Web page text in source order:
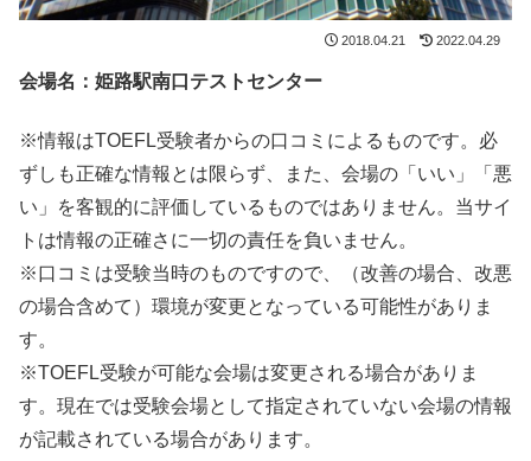
2018.04.21 2022.04.29
会場名：姫路駅南口テストセンター
※情報はTOEFL受験者からの口コミによるものです。必
ずしも正確な情報とは限らず、また、会場の「いい」「悪
い」を客観的に評価しているものではありません。当サイ
トは情報の正確さに一切の責任を負いません。
※口コミは受験当時のものですので、（改善の場合、改悪
の場合含めて）環境が変更となっている可能性がありま
す。
※TOEFL受験が可能な会場は変更される場合がありま
す。現在では受験会場として指定されていない会場の情報
が記載されている場合があります。